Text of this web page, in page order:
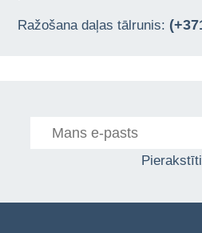
Ražošana daļas tālrunis: